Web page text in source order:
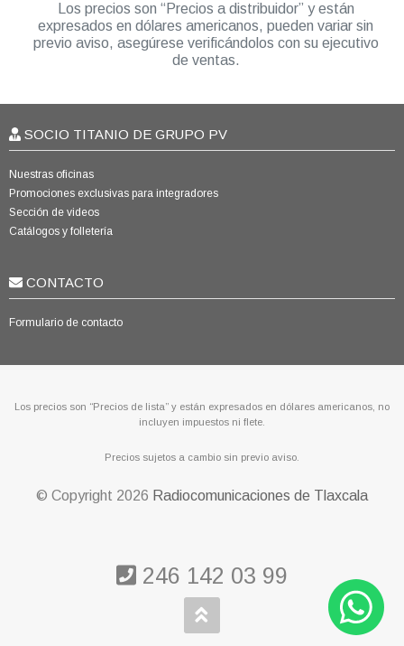
Los precios son “Precios a distribuidor” y están
expresados en dólares americanos, pueden variar sin
previo aviso, asegúrese verificándolos con su ejecutivo
de ventas.
SOCIO TITANIO DE GRUPO PV
Nuestras oficinas
Promociones exclusivas para integradores
Sección de videos
Catálogos y folletería
CONTACTO
Formulario de contacto
Los precios son “Precios de lista” y están expresados en dólares americanos, no
incluyen impuestos ni flete.
Precios sujetos a cambio sin previo aviso.
© Copyright 2026 Radiocomunicaciones de Tlaxcala
246 142 03 99